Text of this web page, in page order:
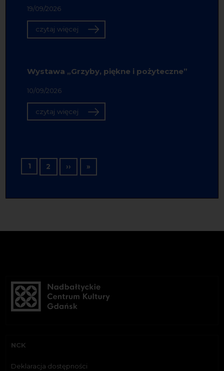
19/09/2026
czytaj więcej
Wystawa „Grzyby, piękne i pożyteczne”
10/09/2026
czytaj więcej
Stronicowanie
1 2 ›› Następna strona
»Ostatnia strona
NCK
Deklaracja dostępności